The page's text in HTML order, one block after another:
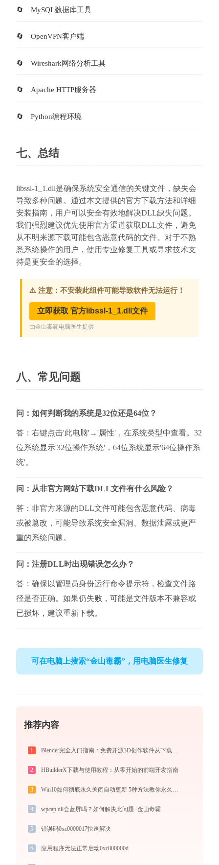
MySQL数据库工具
OpenVPN客户端
Wireshark网络分析工具
Apache HTTP服务器
Python编程环境
七、总结
libssl-1_1.dll是确保系统安全通信的关键文件，缺失会
导致多种问题。通过本文提供的官方下载方法和详细
安装指南，用户可以安全有效地解决DLL缺失问题。
我们强烈建议优先使用官方渠道获取DLL文件，避免
从不明来源下载可能包含恶意代码的文件。对于不熟
悉系统操作的用户，使用专业修复工具或寻求技术支
持是更安全的选择。
八、常见问题
问：如何判断我的系统是32位还是64位？
答：右键点击'此电脑'→'属性'，在系统类型中查看。32
位系统显示'32位操作系统'，64位系统显示'64位操作系
统'。
问：从非官方网站下载DLL文件有什么风险？
答：非官方来源的DLL文件可能包含恶意代码、病毒
或被篡改，可能导致系统安全漏洞、数据泄露或更严
重的系统问题。
问：注册DLL时出现错误怎么办？
答：确保以管理员身份运行命令提示符，检查文件路
径是否正确。如果仍失败，可能是文件版本不兼容或
已损坏，建议重新下载。
可在电脑上搜索“金山毒霸”，用电脑医生修复
推荐内容
1
2 HBuilderX下载与使用教程：从零开始的前端开发指南
3
4 wpcap.dll会蓝屏吗？如何解决此问题 -金山毒霸
5 错误码0xc0000017快速解决
6 应用程序无法正常启动0xc000000d